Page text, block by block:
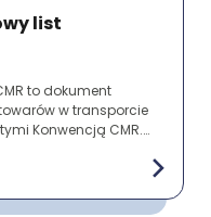
list
to dokument
w transporcie
Konwencją CMR.